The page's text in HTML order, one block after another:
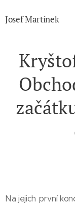
Josef Martínek
Na jejich první